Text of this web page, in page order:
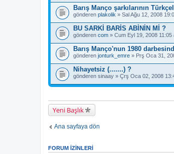
Barış Manço şarkılarının
gönderen plakolik » Sal Ağu 12, 2008
BU SARKİ BARİS ABİNİN Mİ ?
gönderen com » Cum Eyl 19, 2008 11:05
Barış Manço'nun 1980
gönderen jonturk_emre » Prş Oca 31,
Nihayetsiz (.......) ?
gönderen sinaay » Çrş Oca 02, 2008
Yeni Başlık
Ana sayfaya dön
FORUM IZINLERI